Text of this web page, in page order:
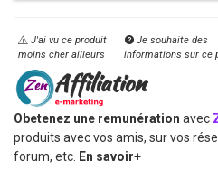
J'ai vu ce produit
moins cher ailleurs
Je souhaite des
informations sur ce
Obetenez une remunération avec
produits avec vos amis, sur vos
forum, etc. En savoir+